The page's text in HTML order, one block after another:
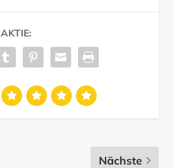
AKTIE:
Nächste